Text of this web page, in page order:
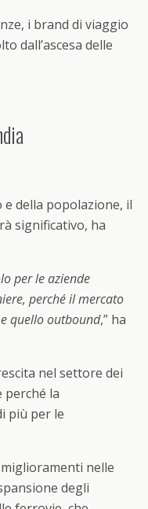
i brand di viaggio
dall’ascesa delle
e della popolazione, il
significativo, ha
per le aziende
perché il mercato
quello outbound,” ha
nel settore dei
perché la
più per le
nelle
degli